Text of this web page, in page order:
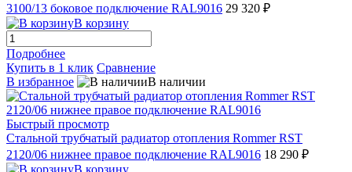
3100/13 боковое подключение RAL9016 29 320 ₽
В корзину
Подробнее
Купить в 1 клик Сравнение
В избранное
В наличии
Быстрый просмотр
Стальной трубчатый радиатор отопления Rommer RST
2120/06 нижнее правое подключение RAL9016 18 290 ₽
В корзину